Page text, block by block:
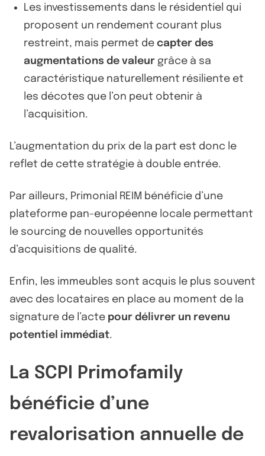
Les investissements dans le résidentiel qui
proposent un rendement courant plus
restreint, mais permet de capter des
augmentations de valeur grâce à sa
caractéristique naturellement résiliente et
les décotes que l’on peut obtenir à
l’acquisition.
L’augmentation du prix de la part est donc le
reflet de cette stratégie à double entrée.
Par ailleurs, Primonial REIM bénéficie d’une
plateforme pan-européenne locale permettant
le sourcing de nouvelles opportunités
d’acquisitions de qualité.
Enfin, les immeubles sont acquis le plus souvent
avec des locataires en place au moment de la
signature de l’acte pour délivrer un revenu
potentiel immédiat.
La SCPI Primofamily
bénéficie d’une
revalorisation annuelle de